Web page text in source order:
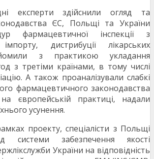
експерти здійснили огляд та
ЄС, Польщі та України
фармацевтичної інспекції з
дистрибуції лікарських
з практикою укладання
з третіми країнами, в тому числі
А також проаналізували слабкі
фармацевтичного законодавства
європейській практиці, надали
усунення.
проекту, спеціалісти з Польщі
системи забезпечення якості
України на відповідність